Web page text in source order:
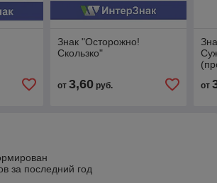
Знак "Осторожно!
Скользко"
от 3,60руб. от
за последний год